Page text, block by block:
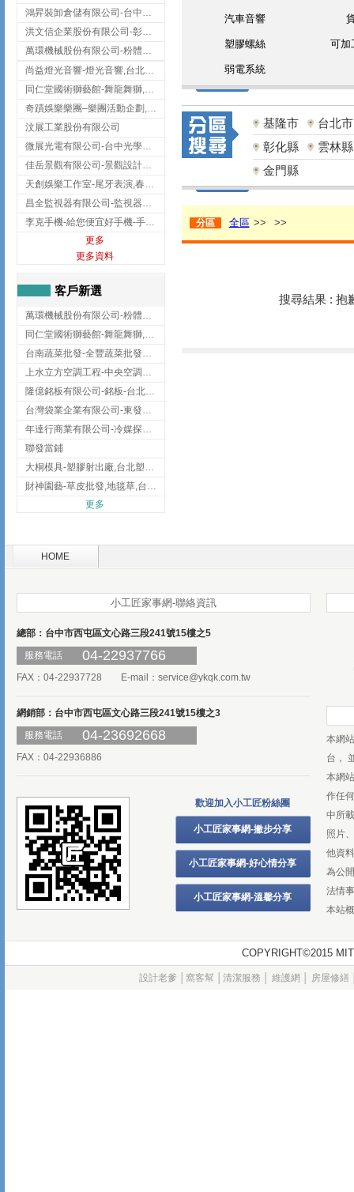
鴻昇裝卸倉儲有限公司-台中貨櫃裝卸
洪文信企業股份有限公司-彰化鋅合金鑄造,彰化五金加工,彰化五金配件
萬環機械股份有限公司-粉體塗裝設備,輸送機,輸送機設備,台南輸送機
尚益燈光音響-燈光音響,台北燈光音響,台北燈光音響出租
同仁堂國術獅藝館-舞龍舞獅,台中舞龍舞獅
奇蹟娛樂樂團–樂團活動企劃,台中樂團表演,台中婚禮樂團
汶展工業股份有限公司
微展光電有限公司-台中光學鍍膜,optical filter taiwan,台灣光學鍍膜
佳岳景觀有限公司-景觀設計公司,台北景觀設計,台北景觀工程,中山區景觀設計
天創娛樂工作室-尾牙表演,春酒表演,板橋尾牙表演
昌全監視器有限公司-監視器安裝,高雄監視器安裝,鳳山區監視器安裝
李克手機-給您便宜好手機-手機收購,屏東手機收購
更多
更多資料
客戶新選
萬環機械股份有限公司-粉體塗裝設備,輸送機,輸送機設備,台南輸送機
同仁堂國術獅藝館-舞龍舞獅,台中舞龍舞獅
台南蔬菜批發-全豐蔬菜批發專送/台南蔬菜箱宅配到府
上水立方空調工程-中央空調規劃,台北中央空調規劃
隆億銘板有限公司-銘板-台北銘板-板橋銘板
台灣袋業企業有限公司-東發企業社/台中太空袋/太空包
年達行商業有限公司-冷媒探漏儀,壓力錶組,真空泵浦,台北冷凍空調材料
聯發當鋪
大桐模具-塑膠射出廠,台北塑膠射出廠
財神園藝-草皮批發,地毯草,台北草,彰化地毯草,彰化台北草
更多
汽車音響
塑膠螺絲 可加
弱電系統
基隆市
台北市
彰化縣
雲林縣
金門縣
分區 全區 >> >>
搜尋結果 : 抱
HOME
小工匠家事網-聯絡資訊
總部：台中市西屯區文心路三段241號15樓之5
服務電話
04-22937766
FAX：04-22937728 E-mail： service@ykqk.com.tw
網銷部：台中市西屯區文心路三段241號15樓之3
服務電話
04-23692668
FAX：04-22936886
歡迎加入小工匠粉絲團
小工匠家事網-撇步分享
小工匠家事網-好心情分享
小工匠家事網-溫馨分享
本網
台，
本網
作任
中所
照片
他資
為公
法情
本站
COPYRIGHT©2015
設計老爹 窩客幫 清潔服務 維護網 房屋修繕